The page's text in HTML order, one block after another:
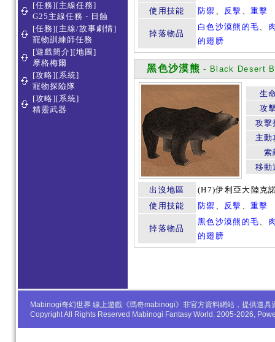
[任務][主線任務]
G25主線任務 - 日蝕
[任務][主線/故事劇情]
寵物訓練師任務
[遊戲簡介][地圖]
摩格梅爾
[攻略][系統]
寵物探險隊
[攻略][系統]
精靈武器
使用技能
防禦 、 反擊 、重擊
掉落物品
白色沙漠熊的毛、
的翅膀
黑色沙漠熊 - Black Desert
生
攻
攻擊
主動
索
移動
出沒地區
(H7)伊利亞大陸克
使用技能
防禦 、 反擊 、重擊
掉落物品
黑色沙漠熊的毛、
的翅膀
Mabinogi奇幻世界 線上遊戲《瑪奇mabinogi》非官方資料網站，提供道
Copyright All Rights Reserved Mabinogi Fantasy World. 2005-2026,